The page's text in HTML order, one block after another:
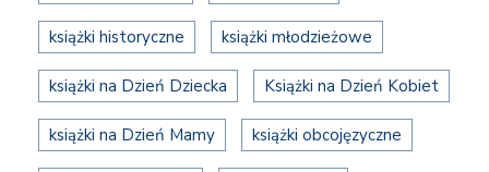
książki historyczne książki młodzieżowe
książki na Dzień Dziecka Książki na Dzień Kobiet
książki na Dzień Mamy książki obcojęzyczne